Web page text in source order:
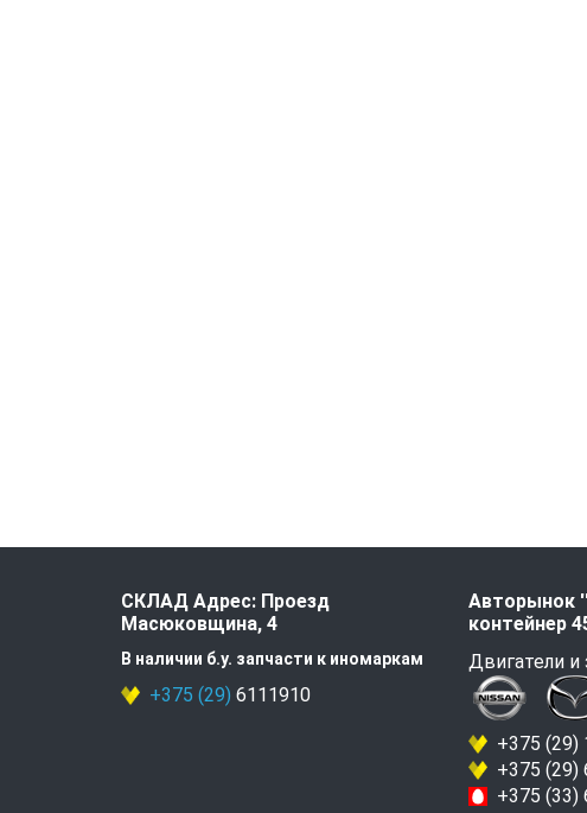
СКЛАД Адрес: Проезд
Масюковщина, 4
В наличии б.у. запчасти к иномаркам
+375 (29) 6111910
Авторынок
контейнер
Двигатели и
+375 (29)
+375 (29)
+375 (33)